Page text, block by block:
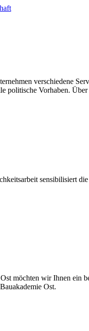
verschiedene
politische Vorhaben.
sensibilisiert
möchten wir Ihnen ein
Ost.